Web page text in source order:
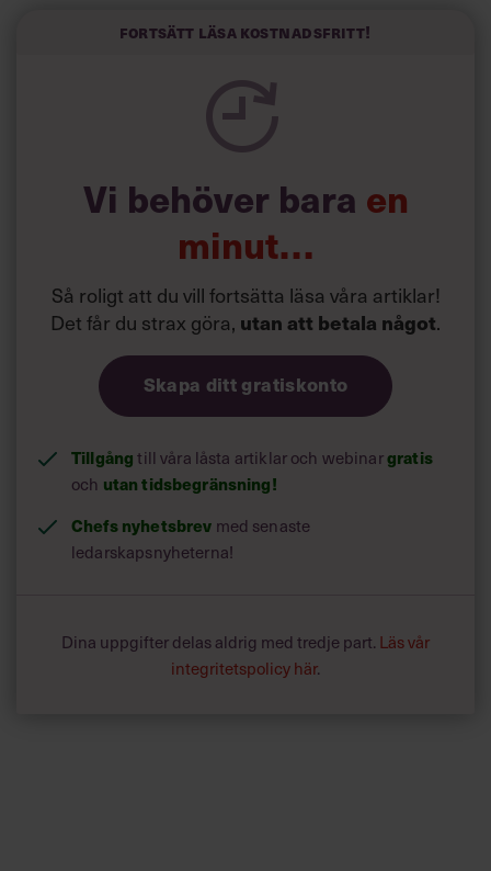
och höjt arbetsglädjen på Google:
Fortsätt läsa kostnadsfritt!
Vi behöver bara en
minut…
Så roligt att du vill fortsätta läsa våra artiklar!
Det får du strax göra, utan att betala något.
Skapa ditt gratiskonto
Tillgångtill våra låsta artiklar och webinargratis
och utan tidsbegränsning!
Chefs nyhetsbrev med senaste
ledarskapsnyheterna!
Dina uppgifter delas aldrig med tredje part. Läs vår
integritetspolicy här.